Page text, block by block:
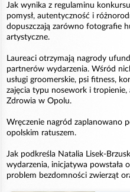
Jak wynika z regulaminu
pomysł, autentyczność i
dopuszczają zarówno fotografie
artystyczne.
Laureaci otrzymają nagrody
partnerów wydarzenia. Wśród
usługi groomerskie, psi fitness,
zajęcia typu nosework i
Zdrowia w Opolu.
Wręczenie nagród zaplanowano
opolskim ratuszem.
Jak podkreśla Natalia Lisek-
wydarzenia, inicjatywa powstała
problem bezdomności zwierząt